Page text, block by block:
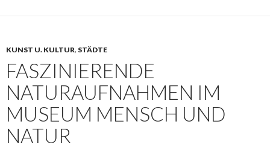
KUNST U. KULTUR, STÄDTE
FASZINIERENDE
NATURAUFNAHMEN IM
MUSEUM MENSCH UND
NATUR